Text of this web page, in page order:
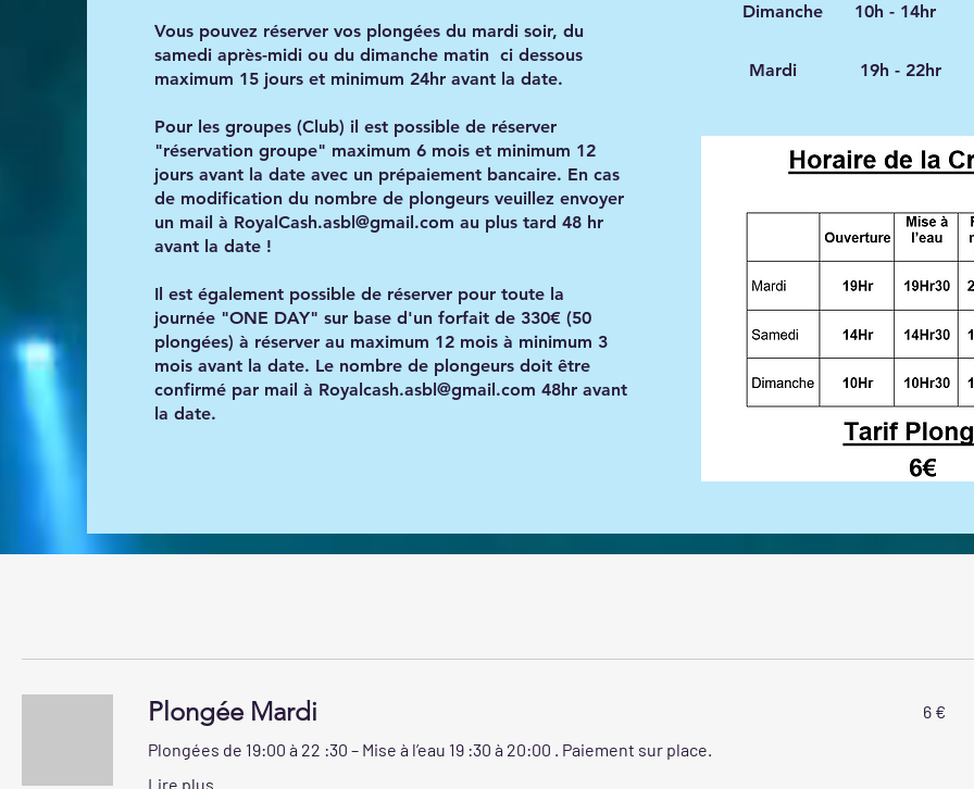
Vous pouvez réserver vos plongées du mardi soir, du
samedi après-midi ou du dimanche matin ci dessous
maximum 15 jours et minimum 24hr avant la date.
Pour les groupes (Club) il est possible de réserver
"réservation groupe" maximum 6 mois et minimum 12
jours avant la date avec un prépaiement bancaire. En cas
de modification du nombre de plongeurs veuillez envoyer
un mail à RoyalCash.asbl@gmail.com au plus tard 48 hr
avant la date !
Il est également possible de réserver pour toute la
journée "ONE DAY" sur base d'un forfait de 330€ (50
plongées) à réserver au maximum 12 mois à minimum 3
mois avant la date. Le nombre de plongeurs doit être
confirmé par mail à Royalcash.asbl@gmail.com 48hr avant
la date.
Dimanche 10h - 14hr
Mardi 19h - 22hr
Plongée Mardi
Plongées de 19:00 à 22 :30 – Mise à l’eau 19 :30 à 20:00 . Paiement sur place.
Lire plus
euros
6 €